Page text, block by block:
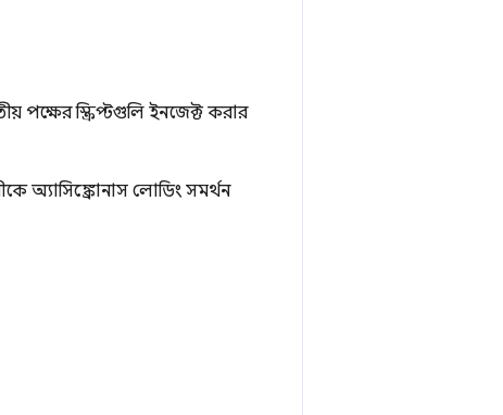
পক্ষের স্ক্রিপ্টগুলি ইনজেক্ট করার
অ্যাসিঙ্ক্রোনাস লোডিং সমর্থন